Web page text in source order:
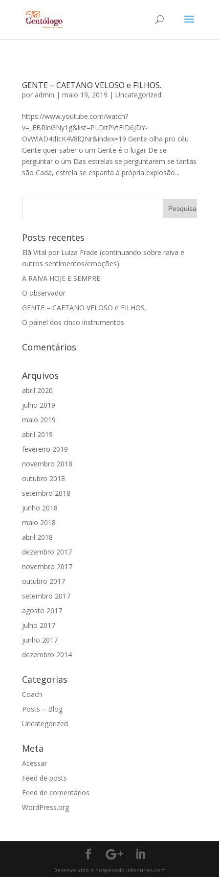
GENTE – CAETANO VELOSO e FILHOS.
por admin | maio 19, 2019 | Uncategorized
https://www.youtube.com/watch?
v=_EBRlnGNy1g&list=PLDitPVtFID6JDY-
OvWlAD4dIcK4V8lQNr&index=19 Gente olha pro céu
Gente quer saber o um Gente é o lugar De se
perguntar o um Das estrelas se perguntarem se tantas
são Cada, estrela se espanta à própria explosão...
Posts recentes
Elã Vital por Luiza Frade (continuando sobre raiva e
outros sentimentos/emoções)
A RAIVA HOJE E SEMPRE.
O observador
GENTE – CAETANO VELOSO e FILHOS.
O painel dos cinco instrumentos
Comentários
Arquivos
abril 2020
julho 2019
maio 2019
abril 2019
fevereiro 2019
novembro 2018
outubro 2018
setembro 2018
junho 2018
maio 2018
abril 2018
dezembro 2017
novembro 2017
outubro 2017
setembro 2017
agosto 2017
julho 2017
junho 2017
dezembro 2014
Categorias
Coach
Posts – Blog
Uncategorized
Meta
Acessar
Feed de posts
Feed de comentários
WordPress.org
Desenvolvido e hospedado Infonunes.com